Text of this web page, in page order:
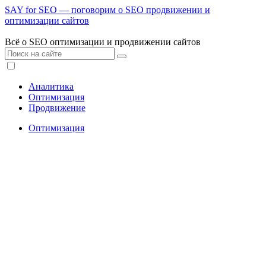
SAY for SEO — поговорим о SEO продвижении и
оптимизации сайтов
Всё о SEO оптимизации и продвижении сайтов
Аналитика
Оптимизация
Продвижение
Оптимизация